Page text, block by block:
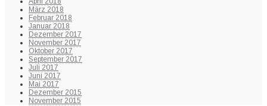
März 2018
Februar 2018
Januar 2018
Dezember 2017
November 2017
Oktober 2017
September 2017
Juli 2017
Juni 2017
Mai 2017
Dezember 2015
November 2015